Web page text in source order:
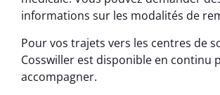
informations sur les modalités de
Pour vos trajets vers les centres de
Cosswiller est disponible en continu
accompagner.